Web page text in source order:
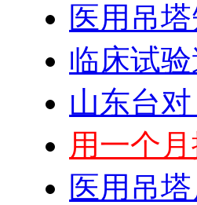
医用吊
临床试
山东台
用一个
医用吊